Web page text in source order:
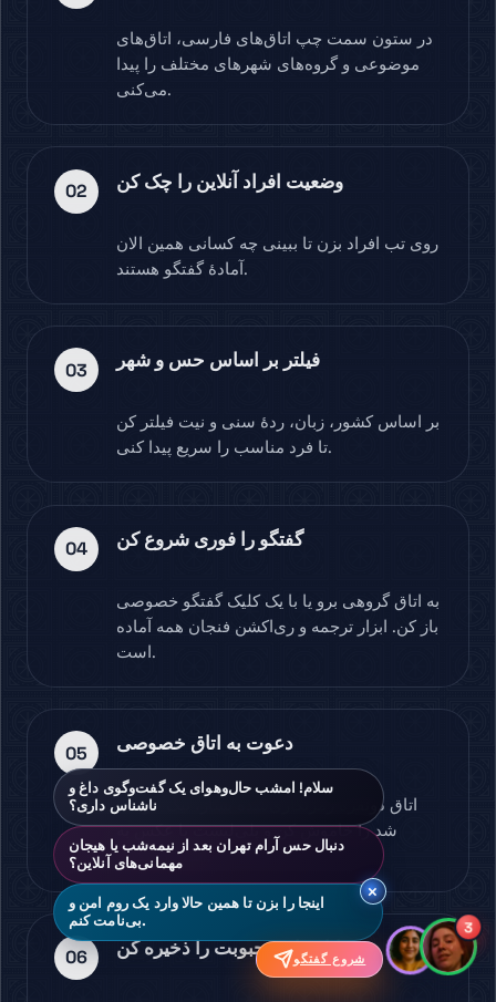
در ستون سمت چپ اتاق‌های فارسی، اتاق‌های
موضوعی و گروه‌های شهرهای مختلف را پیدا
می‌کنی.
02 وضعیت افراد آنلاین را چک کن
روی تب افراد بزن تا ببینی چه کسانی همین الان
آمادهٔ گفتگو هستند.
03 فیلتر بر اساس حس و شهر
بر اساس کشور، زبان، ردهٔ سنی و نیت فیلتر کن
تا فرد مناسب را سریع پیدا کنی.
04 گفتگو را فوری شروع کن
به اتاق گروهی برو یا با یک کلیک گفتگو خصوصی
باز کن. ابزار ترجمه و ری‌اکشن فنجان همه آماده
است.
05 دعوت به اتاق خصوصی
اتاق دونفره رمزنگاری‌شده بساز، تیک خوانده
شد را خاموش کن و پلی‌لیست یا عکس به
اشتراک بگذار.
06 اتاق‌های محبوبت را ذخیره کن
سلام! امشب حال‌وهوای یک گفت‌وگوی داغ و
ناشناس داری؟
دنبال حس آرام تهران بعد از نیمه‌شب یا هیجان
مهمانی‌های آنلاین؟
اینجا را بزن تا همین حالا وارد یک روم امن و
بی‌نامت کنم.
×
شروع گفتگو
3